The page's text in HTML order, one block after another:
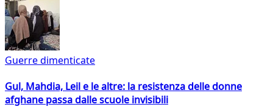
Guerre dimenticate
Gul, Mahdia, Leil e le altre: la resistenza delle donne
afghane passa dalle scuole invisibili